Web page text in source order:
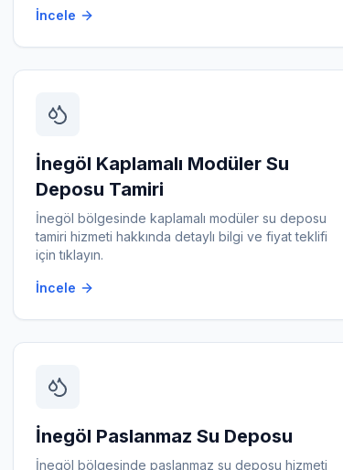
İncele
İnegöl Kaplamalı Modüler Su
Deposu Tamiri
İnegöl bölgesindekaplamalı modüler su deposu
tamiri hizmeti hakkında detaylı bilgi ve fiyat teklifi
için tıklayın.
İncele
İnegöl Paslanmaz Su Deposu
İnegöl bölgesindepaslanmaz su deposu hizmeti